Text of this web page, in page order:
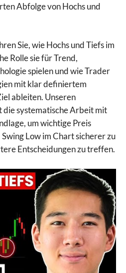
Abfolge von Hochs und
Sie, wie Hochs und Tiefs im
Rolle sie für Trend,
spielen und wie Trader
mit klar definiertem
ableiten. Unseren
die systematische Arbeit mit
um wichtige Preis
Low im Chart sicherer zu
Entscheidungen zu treffen.